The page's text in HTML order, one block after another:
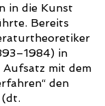
in die Kunst
Bereits
in
Aufsatz mit dem
den